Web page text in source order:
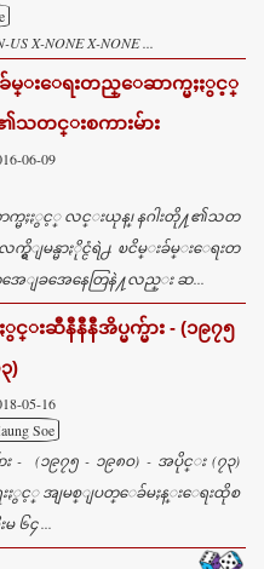
X-NONE X-NONE ...
ခ်မ္းေရးတည္ေဆာက္မႈႏွင့္
သတင္းစကားမ်ား
06-09
က္မႈႏွင့္ လင္းယုန္၊ နဂါးတို႔၏သတ
က္ရွိျမန္မာႏိုင္ငံရဲ႕ ၿငိမ္းခ်မ္းေရးတ
ေျခအေနေတြနဲ႔လည္း ဆ...
းဆီနီနီနီအိပ္မက္မ်ား - (၁၉၇၅
)
05-16
Soe
- (၁၉၇၅ - ၁၉၈ဝ) - အပိုင္း (၇၃)
းႏွင့္ အျမစ္ျပတ္ေခ်မႈန္းေရးထိုစ
၆၄ ...